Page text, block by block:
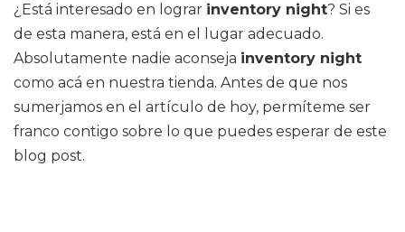
¿Está interesado en lograr inventory night? Si es
de esta manera, está en el lugar adecuado.
Absolutamente nadie aconseja inventory night
como acá en nuestra tienda. Antes de que nos
sumerjamos en el artículo de hoy, permíteme ser
franco contigo sobre lo que puedes esperar de este
blog post.